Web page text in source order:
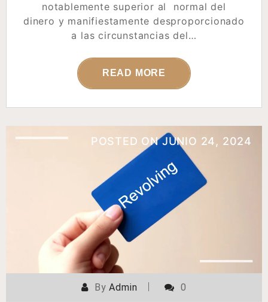
notablemente superior al normal del
dinero y manifiestamente desproporcionado
a las circunstancias del…
READ MORE
POSTED ONJUNIO 24, 2024
ByAdmin 0